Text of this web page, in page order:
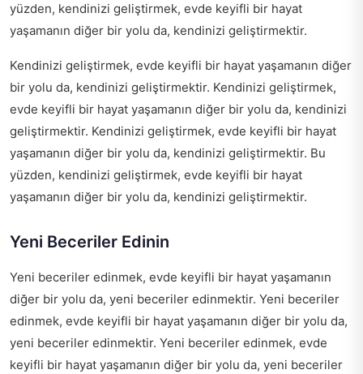
yüzden, kendinizi geliştirmek, evde keyifli bir hayat
yaşamanın diğer bir yolu da, kendinizi geliştirmektir.
Kendinizi geliştirmek, evde keyifli bir hayat yaşamanın diğer
bir yolu da, kendinizi geliştirmektir. Kendinizi geliştirmek,
evde keyifli bir hayat yaşamanın diğer bir yolu da, kendinizi
geliştirmektir. Kendinizi geliştirmek, evde keyifli bir hayat
yaşamanın diğer bir yolu da, kendinizi geliştirmektir. Bu
yüzden, kendinizi geliştirmek, evde keyifli bir hayat
yaşamanın diğer bir yolu da, kendinizi geliştirmektir.
Yeni Beceriler Edinin
Yeni beceriler edinmek, evde keyifli bir hayat yaşamanın
diğer bir yolu da, yeni beceriler edinmektir. Yeni beceriler
edinmek, evde keyifli bir hayat yaşamanın diğer bir yolu da,
yeni beceriler edinmektir. Yeni beceriler edinmek, evde
keyifli bir hayat yaşamanın diğer bir yolu da, yeni beceriler